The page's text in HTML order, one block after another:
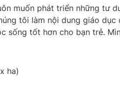
muốn phát triển những tư
tôi làm nội dung giáo dục
sống tốt hơn cho bạn trẻ.
ha)